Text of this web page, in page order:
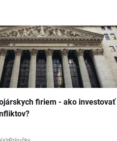
firiem - ako investovať